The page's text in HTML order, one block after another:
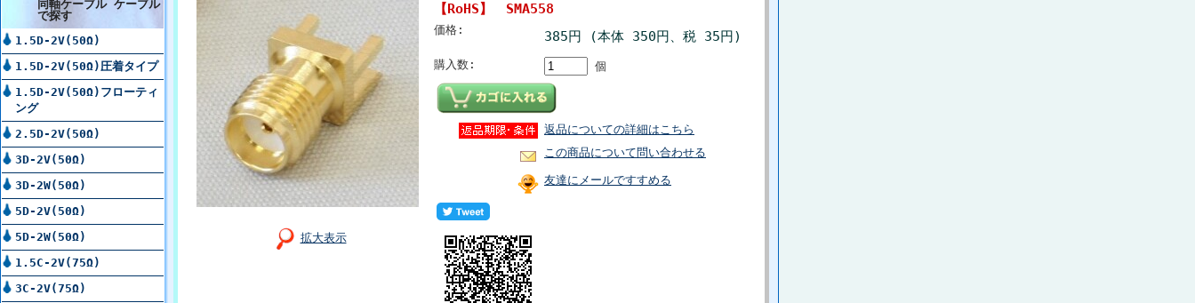
同軸ケーブル ケーブル
で探す
1.5D-2V(50Ω)
1.5D-2V(50Ω)圧着タイプ
1.5D-2V(50Ω)フローティ
ング
2.5D-2V(50Ω)
3D-2V(50Ω)
3D-2W(50Ω)
5D-2V(50Ω)
5D-2W(50Ω)
1.5C-2V(75Ω)
3C-2V(75Ω)
拡大表示
【RoHS】 SMA558
価格: 385円 (本体 350円、税 35円)
購入数: 個
返品についての詳細はこちら
この商品について問い合わせる
友達にメールですすめる